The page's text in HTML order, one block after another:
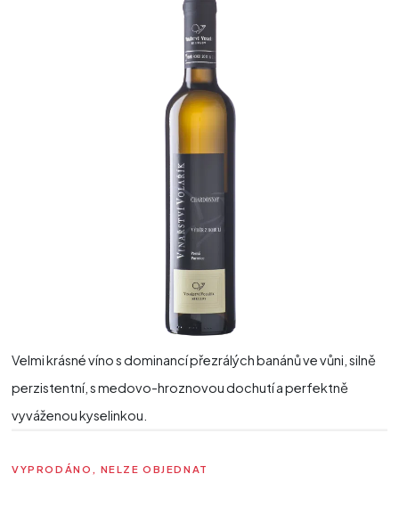
Velmi krásné víno s dominancí přezrálých banánů ve vůni, silně
perzistentní, s medovo-hroznovou dochutí a perfektně
vyváženou kyselinkou.
VYPRODÁNO, NELZE OBJEDNAT